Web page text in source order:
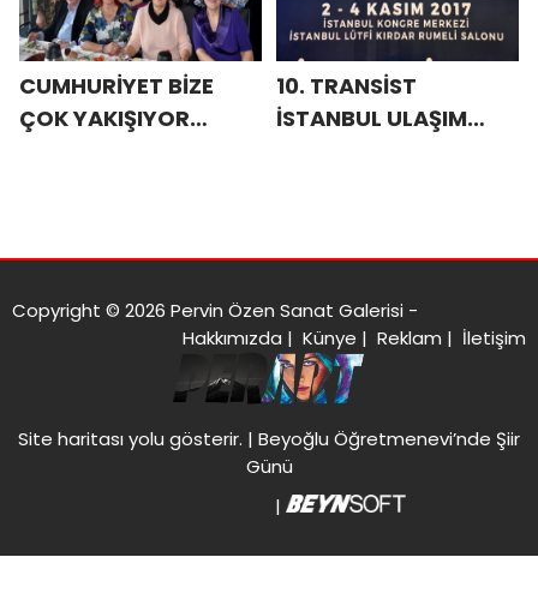
CUMHURİYET BİZE
ÇOK YAKIŞIYOR
10. TRANSİST
İSTANBUL ULAŞIM
Copyright © 2026 Pervin Özen Sanat Galerisi -
Hakkımızda | Künye | Reklam | İletişim
Site haritası yolu gösterir. | Beyoğlu Öğretmenevi’nde Şiir
Günü
|